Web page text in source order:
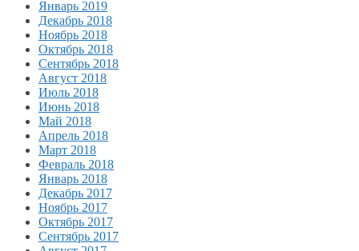
Январь 2019
Декабрь 2018
Ноябрь 2018
Октябрь 2018
Сентябрь 2018
Август 2018
Июль 2018
Июнь 2018
Май 2018
Апрель 2018
Март 2018
Февраль 2018
Январь 2018
Декабрь 2017
Ноябрь 2017
Октябрь 2017
Сентябрь 2017